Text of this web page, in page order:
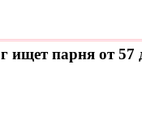
ищет парня от 57